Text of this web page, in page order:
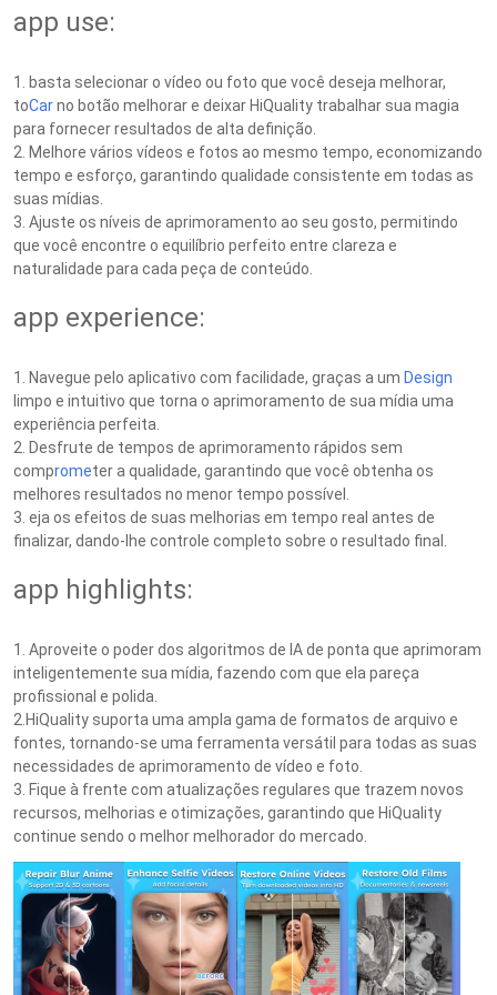
app use:
1. basta selecionar o vídeo ou foto que você deseja melhorar,
toCarno botão melhorar e deixar HiQuality trabalhar sua magia
para fornecer resultados de alta definição.
2. Melhore vários vídeos e fotos ao mesmo tempo, economizando
tempo e esforço, garantindo qualidade consistente em todas as
suas mídias.
3. Ajuste os níveis de aprimoramento ao seu gosto, permitindo
que você encontre o equilíbrio perfeito entre clareza e
naturalidade para cada peça de conteúdo.
app experience:
1. Navegue pelo aplicativo com facilidade, graças a um Design
limpo e intuitivo que torna o aprimoramento de sua mídia uma
experiência perfeita.
2. Desfrute de tempos de aprimoramento rápidos sem
comprometer a qualidade, garantindo que você obtenha os
melhores resultados no menor tempo possível.
3. eja os efeitos de suas melhorias em tempo real antes de
finalizar, dando-lhe controle completo sobre o resultado final.
app highlights:
1. Aproveite o poder dos algoritmos de IA de ponta que aprimoram
inteligentemente sua mídia, fazendo com que ela pareça
profissional e polida.
2.HiQuality suporta uma ampla gama de formatos de arquivo e
fontes, tornando-se uma ferramenta versátil para todas as suas
necessidades de aprimoramento de vídeo e foto.
3. Fique à frente com atualizações regulares que trazem novos
recursos, melhorias e otimizações, garantindo que HiQuality
continue sendo o melhor melhorador do mercado.